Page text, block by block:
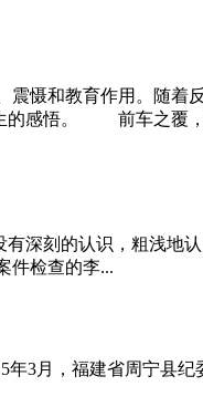
慑和教育作用。随着
的感悟。 前车之覆
刻的认识，粗浅地认
检查的李...
，福建省周宁县纪委